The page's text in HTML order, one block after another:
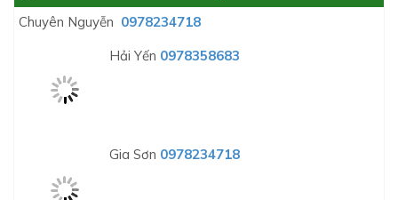
Chuyên Nguyễn 0978234718
0978358683
SẢN PHẨM TƯƠNG TỰ